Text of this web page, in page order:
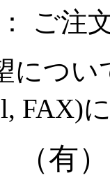
ご注
につ
FAX)
（有